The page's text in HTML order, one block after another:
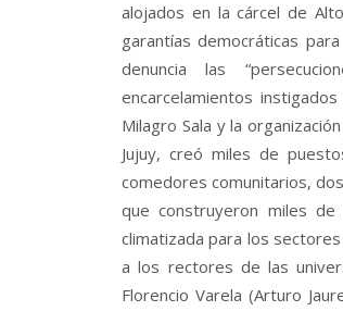
alojados en la cárcel de
garantías democráticas
denuncia las
encarcelamientos
Milagro Sala y la
Jujuy, creó miles de
comedores comunitarios,
que construyeron miles
climatizada para los
a los rectores de las
Florencio Varela (Arturo